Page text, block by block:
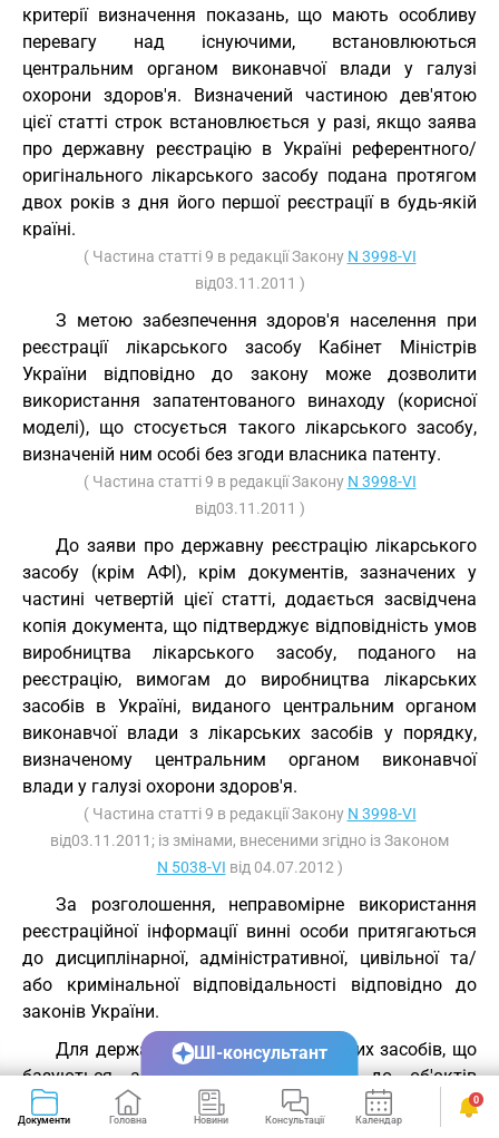
критерії визначення показань, що мають особливу
перевагу над існуючими, встановлюються
центральним органом виконавчої влади у галузі
охорони здоров'я. Визначений частиною дев'ятою
цієї статті строк встановлюється у разі, якщо заява
про державну реєстрацію в Україні референтного/
оригінального лікарського засобу подана протягом
двох років з дня його першої реєстрації в будь-якій
країні.
( Частина статті 9 в редакції Закону N 3998-VI
від03.11.2011 )
З метою забезпечення здоров'я населення при
реєстрації лікарського засобу Кабінет Міністрів
України відповідно до закону може дозволити
використання запатентованого винаходу (корисної
моделі), що стосується такого лікарського засобу,
визначеній ним особі без згоди власника патенту.
( Частина статті 9 в редакції Закону N 3998-VI
від03.11.2011 )
До заяви про державну реєстрацію лікарського
засобу (крім АФІ), крім документів, зазначених у
частині четвертій цієї статті, додається засвідчена
копія документа, що підтверджує відповідність умов
виробництва лікарського засобу, поданого на
реєстрацію, вимогам до виробництва лікарських
засобів в Україні, виданого центральним органом
виконавчої влади з лікарських засобів у порядку,
визначеному центральним органом виконавчої
влади у галузі охорони здоров'я.
( Частина статті 9 в редакції Закону N 3998-VI
від03.11.2011; із змінами, внесеними згідно із Законом
N 5038-VI від 04.07.2012 )
За розголошення, неправомірне використання
реєстраційної інформації винні особи притягаються
до дисциплінарної, адміністративної, цивільної та/
або кримінальної відповідальності відповідно до
законів України.
Для державної реєстрації лікарських засобів, що
базуються або мають відношення до об'єктів
інтелектуальної власності, на які відповідно до
законів України видано патент, заявник подає
Документи Головна Новини Консультації Календар Сервіси
0
ШІ-консультант